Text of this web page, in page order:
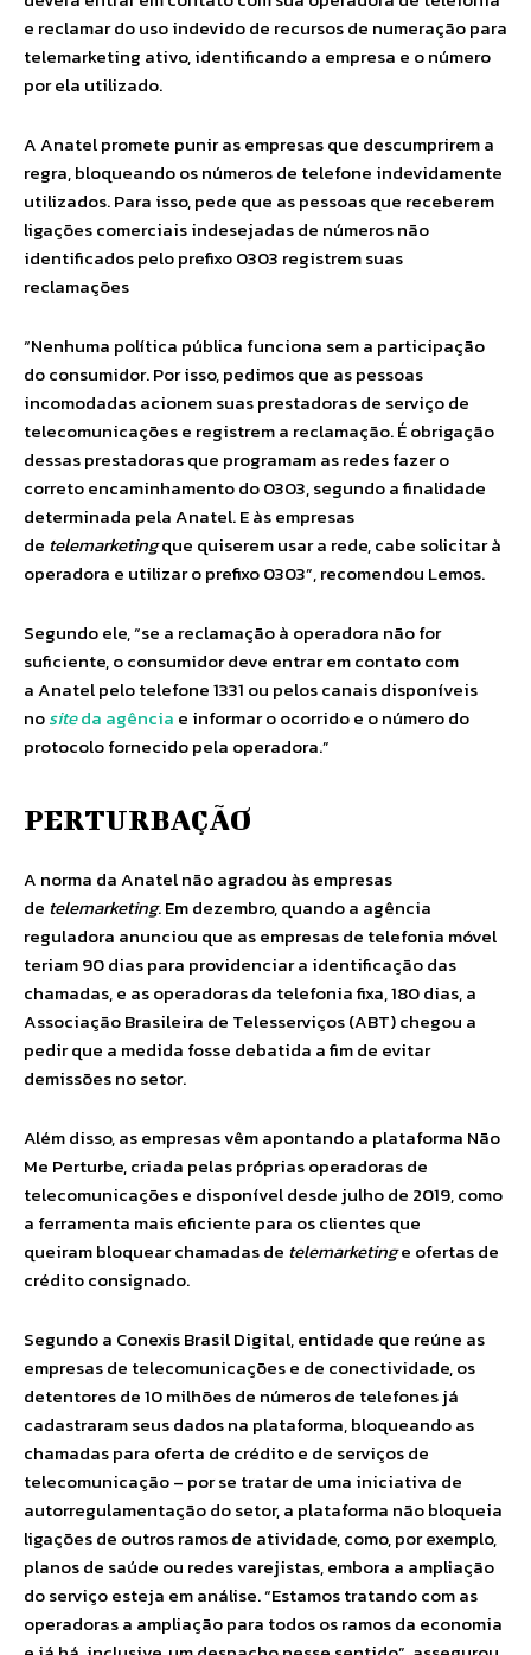
e reclamar do uso indevido de recursos de numeração para
telemarketing ativo, identificando a empresa e o número
por ela utilizado.
A Anatel promete punir as empresas que descumprirem a
regra, bloqueando os números de telefone indevidamente
utilizados. Para isso, pede que as pessoas que receberem
ligações comerciais indesejadas de números não
identificados pelo prefixo 0303 registrem suas
reclamações
“Nenhuma política pública funciona sem a participação
do consumidor. Por isso, pedimos que as pessoas
incomodadas acionem suas prestadoras de serviço de
telecomunicações e registrem a reclamação. É obrigação
dessas prestadoras que programam as redes fazer o
correto encaminhamento do 0303, segundo a finalidade
determinada pela Anatel. E às empresas
de telemarketingque quiserem usar a rede, cabe solicitar à
operadora e utilizar o prefixo 0303”, recomendou Lemos.
Segundo ele, “se a reclamação à operadora não for
suficiente, o consumidor deve entrar em contato com
a Anatel pelo telefone 1331 ou pelos canais disponíveis
nositeda agência e informar o ocorrido e o número do
protocolo fornecido pela operadora.”
PERTURBAÇÃO
A norma da Anatel não agradou às empresas
de telemarketing. Em dezembro, quando a agência
reguladora anunciou que as empresas de telefonia móvel
teriam 90 dias para providenciar a identificação das
chamadas, e as operadoras da telefonia fixa, 180 dias, a
Associação Brasileira de Telesserviços (ABT) chegou a
pedir que a medida fosse debatida a fim de evitar
demissões no setor.
Além disso, as empresas vêm apontando a plataforma Não
Me Perturbe, criada pelas próprias operadoras de
telecomunicações e disponível desde julho de 2019, como
a ferramenta mais eficiente para os clientes que
queiram bloquear chamadas de telemarketinge ofertas de
crédito consignado.
Segundo a Conexis Brasil Digital, entidade que reúne as
empresas de telecomunicações e de conectividade, os
detentores de 10 milhões de números de telefones já
cadastraram seus dados na plataforma, bloqueando as
chamadas para oferta de crédito e de serviços de
telecomunicação – por se tratar de uma iniciativa de
autorregulamentação do setor, a plataforma não bloqueia
ligações de outros ramos de atividade, como, por exemplo,
planos de saúde ou redes varejistas, embora a ampliação
do serviço esteja em análise. “Estamos tratando com as
operadoras a ampliação para todos os ramos da economia